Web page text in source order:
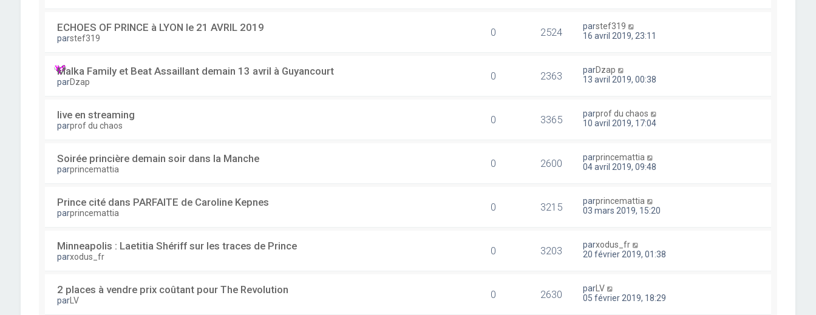
ECHOES OF PRINCE à LYON le 21 AVRIL 2019
parstef319 0 2524 parstef319
16 avril 2019, 23:11
Malka Family et Beat Assaillant demain 13 avril à Guyancourt
parDzap 0 2363 parDzap
13 avril 2019, 00:38
live en streaming
parprof du chaos 0 3365 parprof du chaos
10 avril 2019, 17:04
Soirée princière demain soir dans la Manche
parprincemattia 0 2600 parprincemattia
04 avril 2019, 09:48
Prince cité dans PARFAITE de Caroline Kepnes
parprincemattia 0 3215 parprincemattia
03 mars 2019, 15:20
Minneapolis : Laetitia Shériff sur les traces de Prince
parxodus_fr 0 3203 parxodus_fr
20 février 2019, 01:38
2 places à vendre prix coûtant pour The Revolution
parLV 0 2630 par LV
05 février 2019, 18:29